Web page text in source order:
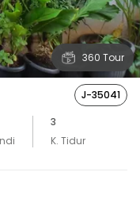
360 Tour
J-35041
3
K. Tidur